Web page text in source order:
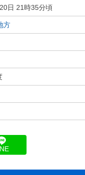
日 21時35分頃
方